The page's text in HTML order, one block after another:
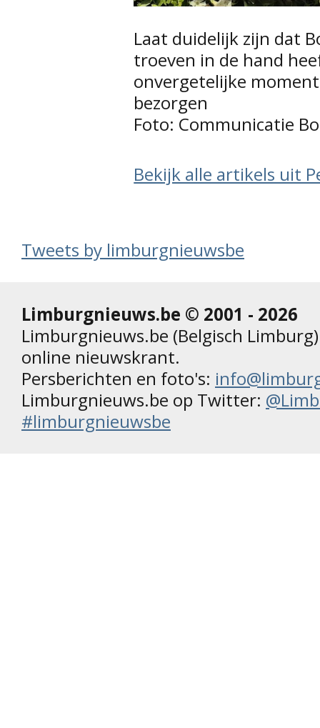
Laat duidelijk zijn dat
troeven in de hand
onvergetelijke
bezorgen
Foto: Communicatie
Bekijk alle artikels uit
Tweets by limburgnieuwsbe
Limburgnieuws.be © 2001 - 2026
Limburgnieuws.be (Belgisch
online nieuwskrant.
Persberichten en foto's:
Limburgnieuws.be op Twitter:
#limburgnieuwsbe